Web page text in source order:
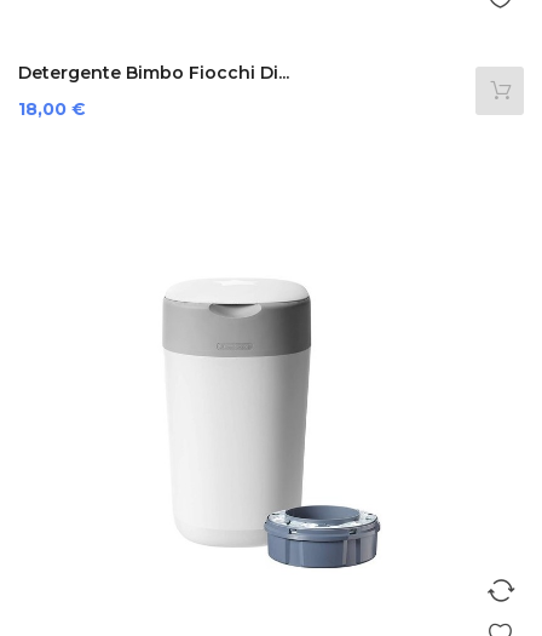
Detergente Bimbo Fiocchi Di...
Prezzo
18,00 €